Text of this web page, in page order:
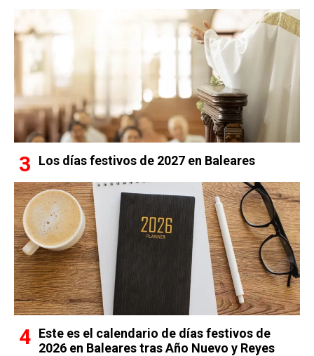
Los días festivos de 2027 en Baleares
Este es el calendario de días festivos de
2026 en Baleares tras Año Nuevo y Reyes